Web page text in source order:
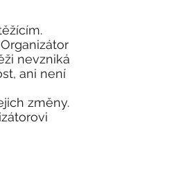
nevzniká
ani není
změny.